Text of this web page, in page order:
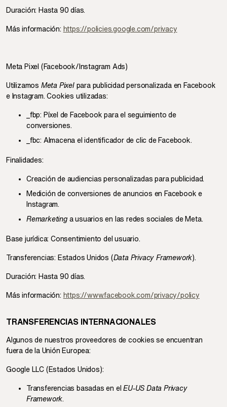
Duración: Hasta 90 días.
Más información: https://policies.google.com/privacy
Meta Pixel (Facebook/Instagram Ads)
Utilizamos Meta Pixelpara publicidad personalizada en Facebook
e Instagram. Cookies utilizadas:
_fbp: Píxel de Facebook para el seguimiento de
conversiones.
_fbc: Almacena el identificador de clic de Facebook.
Finalidades:
Creación de audiencias personalizadas para publicidad.
Medición de conversiones de anuncios en Facebook e
Instagram.
Remarketinga usuarios en las redes sociales de Meta.
Base jurídica: Consentimiento del usuario.
Transferencias: Estados Unidos (Data Privacy Framework).
Duración: Hasta 90 días.
Más información: https://www.facebook.com/privacy/policy
TRANSFERENCIAS INTERNACIONALES
Algunos de nuestros proveedores de cookies se encuentran
fuera de la Unión Europea:
Google LLC (Estados Unidos):
Transferencias basadas en elEU-US Data Privacy
Framework.